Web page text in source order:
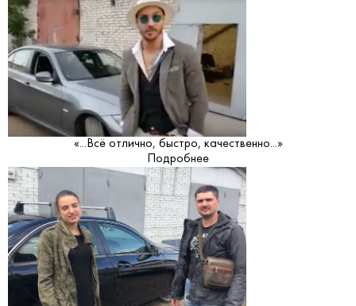
«...Всё отлично, быстро, качественно...»
Подробнее